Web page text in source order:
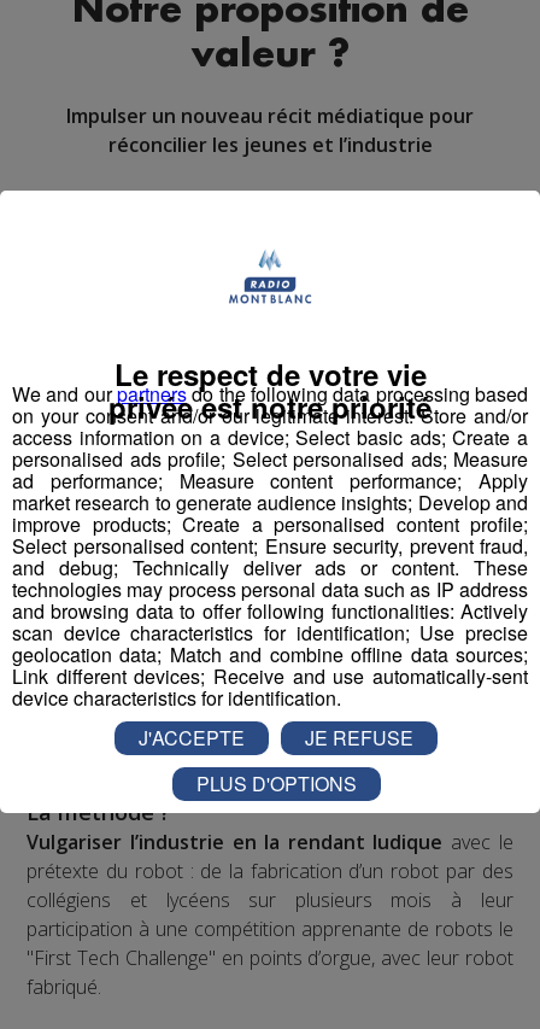
Notre proposition de
valeur ?
Impulser un nouveau récit médiatique pour
réconcilier les jeunes et l’industrie
médias français, nous proposons de porter, créer,
produire, diffuser un programme audiovisuel « mass
Top Fab, le 1er programme
audiovisuel inspirant qui raconte
la fierté industrielle par la jeune
génération
Dans l’esprit d'un “top chef de l’industrie”, à l’image de la
nouvelle perception désirable suscitée pour la cuisine
suite à l’impulsion et la récurrence média depuis 15 ans.
L’ambition ?
FABriquer la nouvelle perception du monde industriel
avec les jeunes comme acteurs et ambassadeurs de la
La méthode ?
Vulgariser l’industrie en la rendant ludique avec le
prétexte du robot : de la fabrication d’un robot par des
collégiens et lycéens sur plusieurs mois à leur
participation à une compétition apprenante de robots le
"First Tech Challenge" en points d’orgue, avec leur robot
fabriqué.
We and ourpartnersdo the following data processing based
on your consent and/or our legitimate interest: Store and/or
access information on a device; Select basic ads; Create a
personalised ads profile; Select personalised ads; Measure
ad performance; Measure content performance; Apply
market research to generate audience insights; Develop and
improve products; Create a personalised content profile;
Select personalised content; Ensure security, prevent fraud,
and debug; Technically deliver ads or content. These
technologies may process personal data such as IP address
and browsing data to offer following functionalities: Actively
scan device characteristics for identification; Use precise
geolocation data; Match and combine offline data sources;
Link different devices; Receive and use automatically-sent
device characteristics for identification.
Le respect de votre vie
privée est notre priorité
J'ACCEPTE
JE REFUSE
PLUS D'OPTIONS